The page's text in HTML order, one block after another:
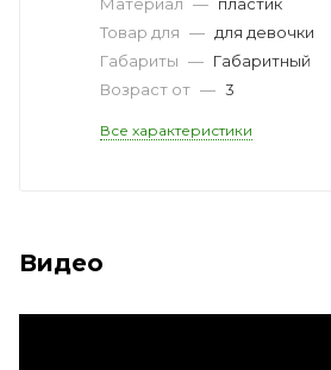
Товар для — для девочки
Габариты — Габаритный
Возраст от — 3
Все характеристики
Видео